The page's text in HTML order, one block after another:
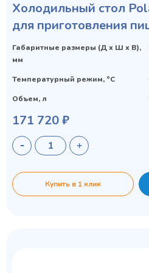
Холодильный стол
для приготовления
Габаритные размеры (Д х Ш х В),
мм
Температурный режим, °C
Объем, л
171 720 ₽
Купить в 1 клик